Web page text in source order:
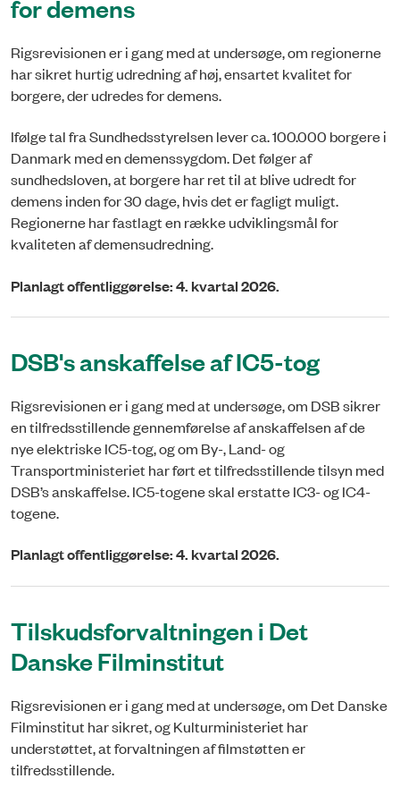
for demens
Rigsrevisionen er i gang med at undersøge, om regionerne
har sikret hurtig udredning af høj, ensartet kvalitet for
borgere, der udredes for demens.
Ifølge tal fra Sundhedsstyrelsen lever ca. 100.000 borgere i
Danmark med en demenssygdom. Det følger af
sundhedsloven, at borgere har ret til at blive udredt for
demens inden for 30 dage, hvis det er fagligt muligt.
Regionerne har fastlagt en række udvik­lingsmål for
kvaliteten af demensudredning.
Planlagt offentliggørelse: 4. kvartal 2026.
DSB's anskaffelse af IC5-tog
Rigsrevisionen er i gang med at undersøge, om DSB sikrer
en tilfredsstillende gennemførelse af anskaffelsen af de
nye elektriske IC5-tog, og om By-, Land- og
Transportministeriet har ført et tilfredsstillende tilsyn med
DSB’s anskaffelse. IC5-togene skal erstatte IC3- og IC4-
togene.
Planlagt offentliggørelse: 4. kvartal 2026.
Tilskudsforvaltningen i Det
Danske Filminstitut
Rigsrevisionen er i gang med at undersøge, om Det Danske
Filminstitut har sikret, og Kulturministeriet har
understøttet, at forvaltningen af filmstøtten er
tilfredsstillende.